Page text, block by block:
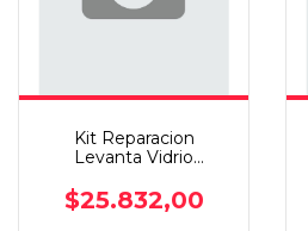
Kit Reparacion
Levanta Vidrio
$25.832,00